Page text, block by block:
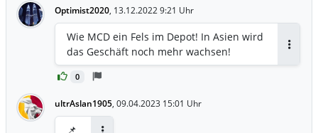
Optimist2020, 13.12.2022 9:21 Uhr
0
Wie MCD ein Fels im Depot! In Asien wird
das Geschäft noch mehr wachsen!
ultrAslan1905, 09.04.2023 15:01 Uhr
📌